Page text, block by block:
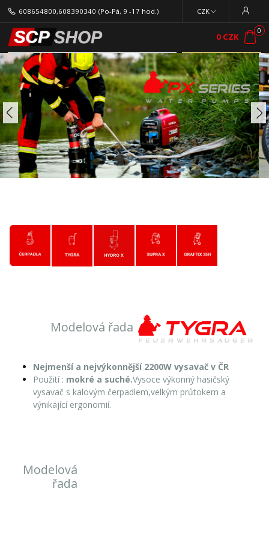
Menu
CZK
608654800,608390340 (Po-Pá, 9 -17 hod.)
0
0 CZK
Modelová řada
Nejmenší a nejvýkonnější 2200W vysavač v ČR
Použití : mokré a suché.Vysoce výkonný hasičský
vysavač s kalovým čerpadlem,velkým průtokem a
výnikající ergonomií.
Modelová
řada